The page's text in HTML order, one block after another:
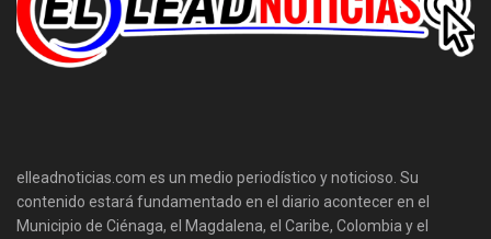
elleadnoticias.com es un medio periodístico y noticioso. Su
contenido estará fundamentado en el diario acontecer en el
Municipio de Ciénaga, el Magdalena, el Caribe, Colombia y el